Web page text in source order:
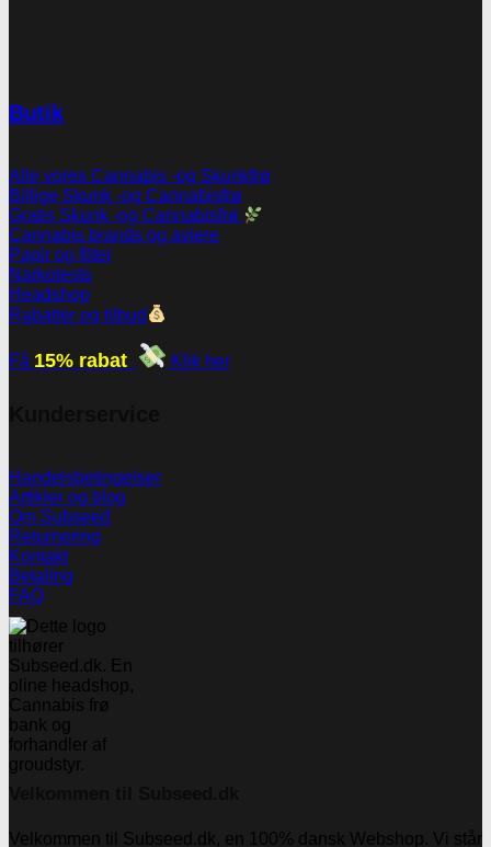
Butik
Alle vores Cannabis -og Skunkfrø
Billige Skunk -og Cannabisfrø
Gratis Skunk -og Cannabisfrø
Cannabis brands og avlere
Papir og filter
Narkotests
Headshop
Rabatter og tilbud
Få 15% rabat Klik her
Handelsbetingelser
Artikler og blog
Om Subseed
Returnering
Kontakt
Betaling
FAQ
Velkommen til Subseed.dk, en 100% dansk Webshop. Vi står